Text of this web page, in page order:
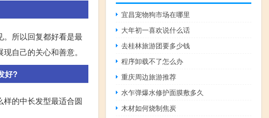
所以回复都好看是最
自己的关心和善意。
好?
的中长发型最适合圆
宜昌宠物狗市场在哪里
大年初一喜欢说什么话
去桂林旅游团要多少钱
程序卸载不了怎么办
重庆周边旅游推荐
水乍弹爆水修护面膜敷多久
木材如何烧制焦炭